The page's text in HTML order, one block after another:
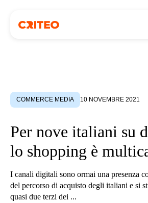
COMMERCE MEDIA 10 NOVEMBRE 2021
Per nove italiani su
lo shopping è
I canali digitali sono ormai una presenza
del percorso di acquisto degli italiani e si
quasi due terzi dei ...